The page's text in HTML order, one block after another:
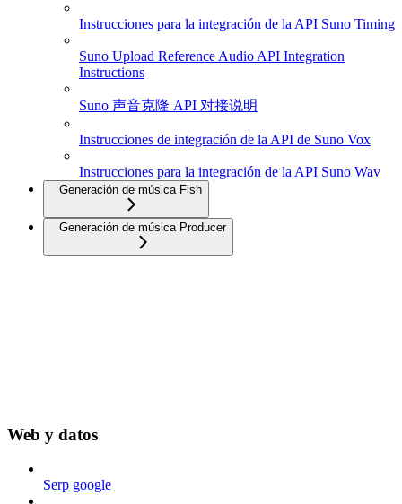
Instrucciones para la integración de la API Suno Timing
Suno Upload Reference Audio API Integration
Instructions
Suno 声音克隆 API 对接说明
Instrucciones de integración de la API de Suno Vox
Instrucciones para la integración de la API Suno Wav
Generación de música Fish
Generación de música Producer
Web y datos
Serp google